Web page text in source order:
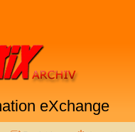
eXchange